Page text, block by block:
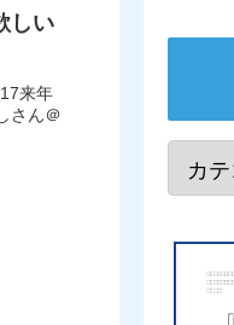
しい
来年
さん＠